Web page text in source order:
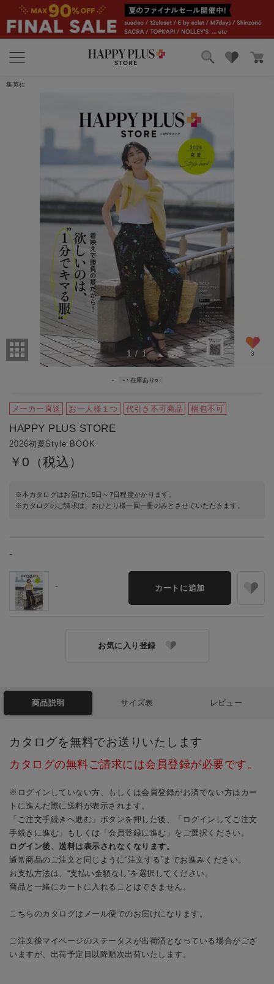
雑誌掲載アイテム
お気に入り
集英社
メーカー直送 お一人様１つ 代引き不可商品 梱包不可
1 / 1 3
- - 在庫あり ○
HAPPY PLUS STORE
2026初夏Style BOOK
￥0（税込）
※本カタログはお届けに5日～7日程度かかります。
※カタログのご請求は、おひとり様一回一冊のみとさせていただきます。
-
- カートに追加
お気に入り登録
商品説明 サイズ表 レビュー
カタログを無料でお送りいたします
カタログの無料ご請求には会員登録が必要です。
※ログインしていない方、もしくは会員登録がお済でない方はカー
トに進んだ際に送料が表示されます。
「ご注文手続きへ進む」ボタンを押した後、「ログインしてご注文
手続きに進む」もしくは「会員登録に進む」をご選択ください。
ログイン後、送料は表示されなくなります。
通常商品のご注文と同じように“注文する”までお進みください。
お支払方法は、“支払い金額なし”を選択してください。
商品と一緒にカートに入れることはできません。
こちらのカタログはメール便でのお届けになります。
ご注文後マイページのステータスが出荷済となっている場合がござ
いますが、出荷予定日以降順次出荷いたします。